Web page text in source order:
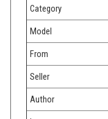
Category
Model
From
Seller
Author